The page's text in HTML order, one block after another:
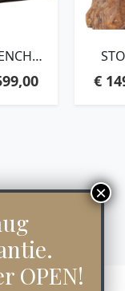
3 CM
€
OPEN!